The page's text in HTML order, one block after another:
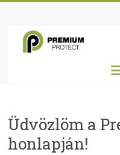
contentPremium
Protect
Üdvözlöm a
honlapján!